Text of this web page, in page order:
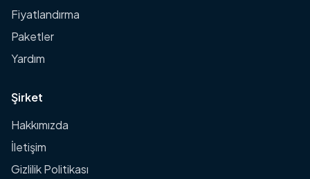
Fiyatlandırma
Paketler
Yardım
Şirket
Hakkımızda
İletişim
Gizlilik Politikası